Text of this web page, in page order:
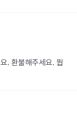
. 환불해주세요. 뭡